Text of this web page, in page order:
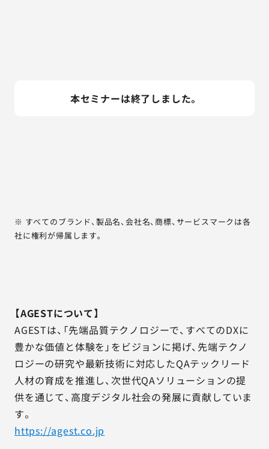
本セミナーは終了しました。
※ すべてのブランド、製品名、会社名、商標、サービスマークは各
社に権利が帰属します。
【AGESTについて】
AGESTは、「先端品質テクノロジーで、すべてのDXに
豊かな価値と体験を」をビジョンに掲げ、先端テクノ
ロジーの研究や最新技術に対応したQAテックリード
人材の育成を推進し、次世代QAソリューションの提
供を通じて、高度デジタル社会の発展に貢献していま
す。
https://agest.co.jp